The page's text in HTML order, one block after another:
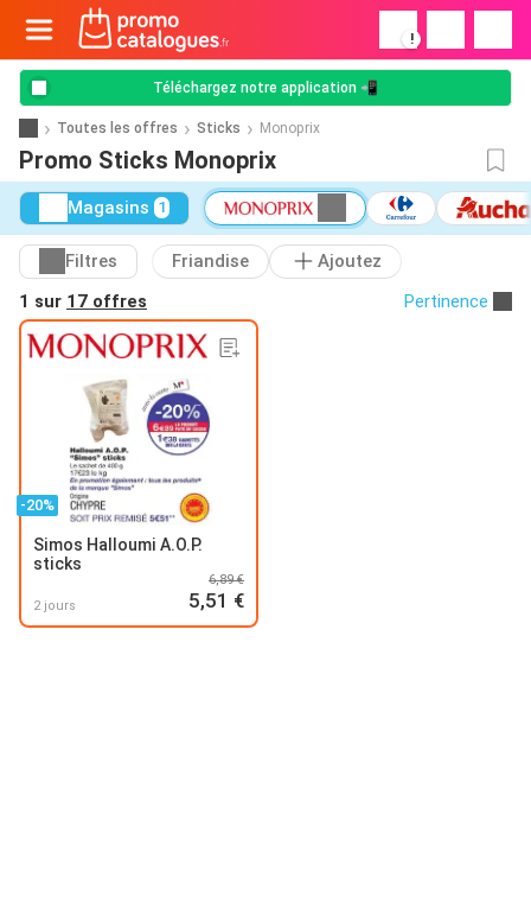
!
Téléchargez notre application 📲
Toutes les offres Sticks Monoprix
Promo Sticks Monoprix
Magasins 1
Filtres Friandise
Ajoutez
1 sur 17 offres Pertinence
-20%
Simos Halloumi A.O.P.
sticks
2 jours
6,89 €
5,51 €